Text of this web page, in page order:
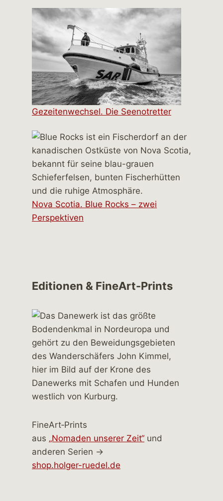
Gezeitenwechsel. Die Seenotretter
Nova Scotia. Blue Rocks – zwei
Perspektiven
Editionen & FineArt-Prints
FineArt‑Prints
aus „Nomaden unserer Zeit“ und
anderen Serien →
shop.holger-ruedel.de